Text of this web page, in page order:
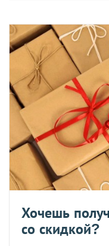
Хочешь
со скидкой?